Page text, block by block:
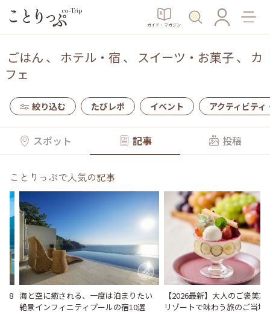
ガイド・マガジン
ごはん 、 ホテル・宿 、 スイーツ・お菓子、 カ
フェ
絞り込む たびレポ イベント アクティビティ
スポット 記事 投稿
ことりっぷで人気の記事
8 海と空に癒される、一度は泊まりたい
絶景インフィニティプールの宿10選
【2026最新】大人のご褒美
リゾートで味わう旅のご当地